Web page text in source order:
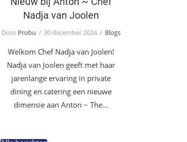
Nadja van Joolen
Door Probu 30 december 2024 Blogs
Welkom Chef Nadja van Joolen!
Nadja van Joolen geeft met haar
jarenlange ervaring in private
dining en catering een nieuwe
dimensie aan Anton ~ The…